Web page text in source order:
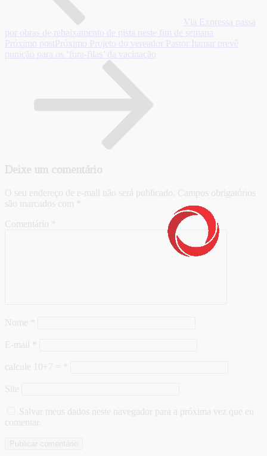
Via Expressa passa
por obras de rebaixamento de pista neste fim de semana
Próximo post Próximo Projeto do vereador Pastor Itamar prevê
punição para os ‘fura-filas’ da vacinação
Deixe um comentário
O seu endereço de e-mail não será publicado. Campos obrigatórios
são marcados com
Comentário
Nome
E-mail
calcule 10+7 =
Site
Salvar meus dados neste navegador para a próxima vez que eu
comentar.